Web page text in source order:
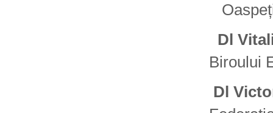
Dl
Biroului
Dl